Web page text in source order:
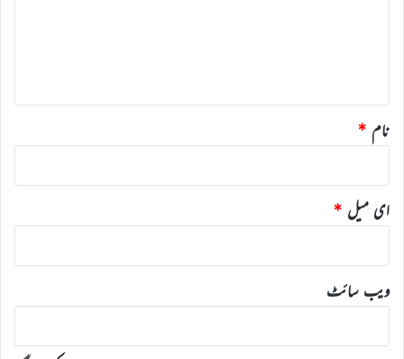
نام *
ای میل *
ویب‌ سائٹ